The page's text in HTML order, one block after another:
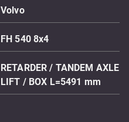
Volvo
FH 540 8x4
RETARDER / TANDEM AXLE
LIFT / BOX L=5491 mm